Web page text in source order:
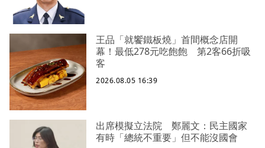
王品「就饗鐵板燒」首間概念店開
幕！最低278元吃飽飽 第2客66折吸
客
2026.08.05 16:39
出席模擬立法院 鄭麗文：民主國家
有時「總統不重要」但不能沒國會